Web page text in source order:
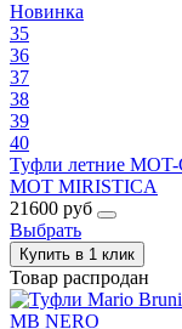
Новинка
35
36
37
38
39
40
Туфли летние
MOT MIRISTICA
21600 руб
Выбрать
Купить в 1 клик
Товар распродан